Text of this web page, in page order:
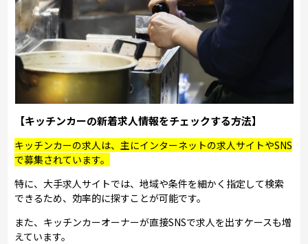
【キッチンカーの新着求人情報をチェックする方法】
キッチンカーの求人は、主にインターネットの求人サイトやSNS
で募集されています。
特に、大手求人サイトでは、地域や条件を細かく指定して検索
できるため、効率的に探すことが可能です。
また、キッチンカーオーナーが直接SNSで求人を出すケースも増
えています。